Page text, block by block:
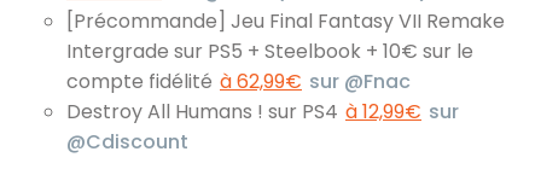
[Précommande] Jeu Final Fantasy VII Remake
Intergrade sur PS5 + Steelbook + 10€ sur le
compte fidélité à 62,99€ sur @Fnac
Destroy All Humans ! sur PS4 à 12,99€ sur
@Cdiscount